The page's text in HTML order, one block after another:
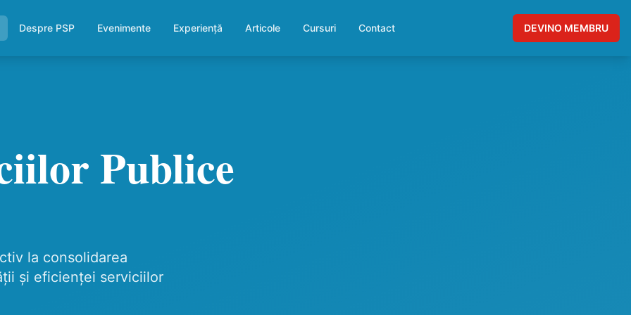
Despre PSP Evenimente Experiență Articole Cursuri Contact DEVINO MEMBRU
Publice
la consolidarea
și eficienței serviciilor